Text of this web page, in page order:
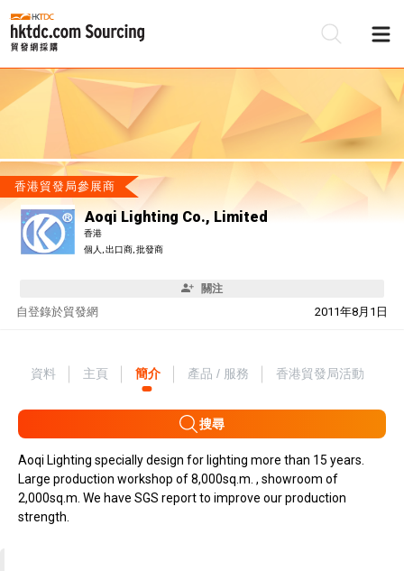
香港貿發局參展商
Aoqi Lighting Co., Limited
香港
個人, 出口商, 批發商
關注
自 2011年8月1日
登錄於貿發網
資料 主頁 簡介 產品 / 服務 香港貿發局活動
搜尋
Aoqi Lighting specially design for lighting more than 15 years.
Large production workshop of 8,000sq.m. , showroom of
2,000sq.m. We have SGS report to improve our production
strength.